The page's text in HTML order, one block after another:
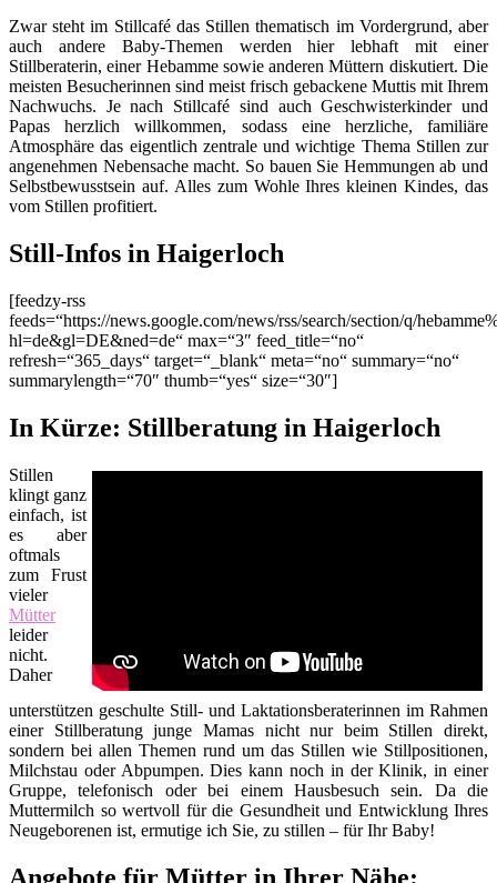
Zwar steht im Stillcafé das Stillen thematisch im Vordergrund, aber
auch andere Baby-Themen werden hier lebhaft mit einer
Stillberaterin, einer Hebamme sowie anderen Müttern diskutiert. Die
meisten Besucherinnen sind meist frisch gebackene Muttis mit Ihrem
Nachwuchs. Je nach Stillcafé sind auch Geschwisterkinder und
Papas herzlich willkommen, sodass eine herzliche, familiäre
Atmosphäre das eigentlich zentrale und wichtige Thema Stillen zur
angenehmen Nebensache macht. So bauen Sie Hemmungen ab und
Selbstbewusstsein auf. Alles zum Wohle Ihres kleinen Kindes, das
vom Stillen profitiert.
Still-Infos in Haigerloch
[feedzy-rss
feeds=“https://news.google.com/news/rss/search/section/q/
hl=de&gl=DE&ned=de“ max=“3″ feed_title=“no“
refresh=“365_days“ target=“_blank“ meta=“no“ summary=“no“
summarylength=“70″ thumb=“yes“ size=“30″]
In Kürze: Stillberatung in Haigerloch
Stillen
klingt ganz
einfach, ist
es aber
oftmals
zum Frust
vieler
Mütter
leider
nicht.
Daher
unterstützen geschulte Still- und Laktationsberaterinnen im Rahmen
einer Stillberatung junge Mamas nicht nur beim Stillen direkt,
sondern bei allen Themen rund um das Stillen wie Stillpositionen,
Milchstau oder Abpumpen. Dies kann noch in der Klinik, in einer
Gruppe, telefonisch oder bei einem Hausbesuch sein. Da die
Muttermilch so wertvoll für die Gesundheit und Entwicklung Ihres
Neugeborenen ist, ermutige ich Sie, zu stillen – für Ihr Baby!
Angebote für Mütter in Ihrer Nähe: